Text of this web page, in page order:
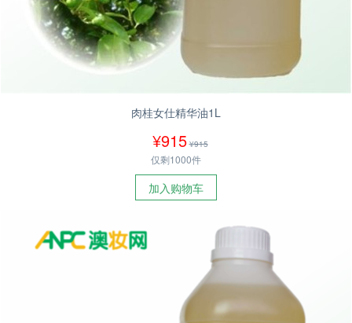
肉桂女仕精华油1L
¥915 ¥915
仅剩1000件
加入购物车